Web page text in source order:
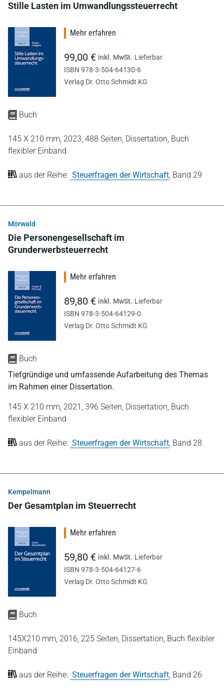
Stille Lasten im Umwandlungssteuerrecht
Buch
145 X 210 mm, 2023, 488 Seiten, Dissertation, Buch
flexibler Einband
aus der Reihe: Steuerfragen der Wirtschaft, Band 29
Mehr erfahren
99,00 € inkl. MwSt. Lieferbar
ISBN 978-3-504-64130-6
Verlag Dr. Otto Schmidt KG
Mörwald
Die Personengesellschaft im
Grunderwerbsteuerrecht
Buch
Tiefgründige und umfassende Aufarbeitung des Themas
im Rahmen einer Dissertation.
145 X 210 mm, 2021, 396 Seiten, Dissertation, Buch
flexibler Einband
aus der Reihe: Steuerfragen der Wirtschaft, Band 28
Mehr erfahren
89,80 € inkl. MwSt. Lieferbar
ISBN 978-3-504-64129-0
Verlag Dr. Otto Schmidt KG
Kempelmann
Der Gesamtplan im Steuerrecht
Buch
145X210 mm, 2016, 225 Seiten, Dissertation, Buch flexibler
Einband
aus der Reihe: Steuerfragen der Wirtschaft, Band 26
Mehr erfahren
59,80 € inkl. MwSt. Lieferbar
ISBN 978-3-504-64127-6
Verlag Dr. Otto Schmidt KG